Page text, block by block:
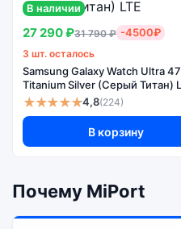
всех смарт-часов
Samsung Galaxy
Watch 5 40мм LTE
Graphite
(Графитовый
серый)
В наличии
27 290 ₽31 790 ₽ -4500₽
3 шт. осталось
Samsung Galaxy Watch Ultra
Titanium Silver (Серый Титан)
★★★★★4,8(224)
В корзину
Почему MiPort